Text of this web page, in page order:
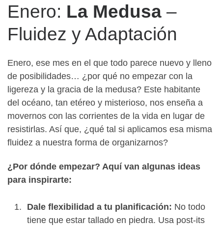
Enero: La Medusa –
Fluidez y Adaptación
Enero, ese mes en el que todo parece nuevo y lleno
de posibilidades… ¿por qué no empezar con la
ligereza y la gracia de la medusa? Este habitante
del océano, tan etéreo y misterioso, nos enseña a
movernos con las corrientes de la vida en lugar de
resistirlas. Así que, ¿qué tal si aplicamos esa misma
fluidez a nuestra forma de organizarnos?
¿Por dónde empezar? Aquí van algunas ideas
para inspirarte:
Dale flexibilidad a tu planificación: No todo
tiene que estar tallado en piedra. Usa post-its